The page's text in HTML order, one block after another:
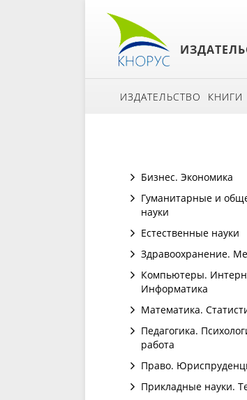
ИЗДАТЕЛЬСТВО КНИГИ
Бизнес. Экономика
Гуманитарные и
науки
Естественные науки
Здравоохранение.
Компьютеры.
Информатика
Математика.
Педагогика.
работа
Право.
Прикладные науки.